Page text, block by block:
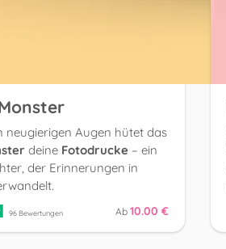
neugierigen Augen hütet das
deine Fotodrucke – ein
der Erinnerungen in
96 Bewertungen Ab 10.00 €